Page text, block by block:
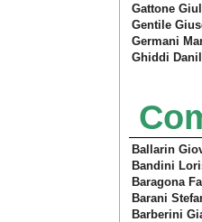
Gattone
Gentile
Germani
Ghiddi
Ballarin
Bandini
Baragona
Barani
Barberini